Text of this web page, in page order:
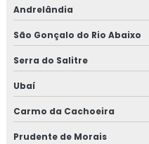
Andrelândia
São Gonçalo do Rio Abaixo
Serra do Salitre
Ubaí
Carmo da Cachoeira
Prudente de Morais